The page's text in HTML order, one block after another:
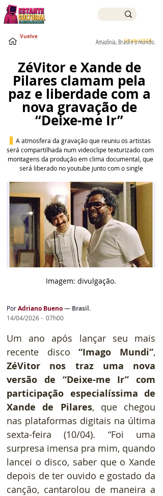
14 abr 2026
Amazônia, Brasil e o mundo.
Vuelve
ZéVitor e Xande de
Pilares clamam pela
paz e liberdade com a
nova gravação de
“Deixe-me Ir”
A atmosfera da gravação que reuniu os artistas
será compartilhada num videoclipe texturizado com
montagens da produção em clima documental, que
será liberado no youtube junto com o single
Imagem: divulgação.
PorAdriano Bueno— Brasil.
14/04/2026 -  07h00
Um ano após lançar seu mais
recente disco “Imago Mundi”
ZéVitor nos traz uma nova
versão de “Deixe-me Ir” com
participação especialíssima de
Xande de Pilares, que chegou
nas plataformas digitais na última
sexta-feira (10/04). “Foi uma
surpresa imensa pra mim, quando
lancei o disco, saber que o Xande
depois de ter ouvido e gostado da
canção, cantarolou de maneira a